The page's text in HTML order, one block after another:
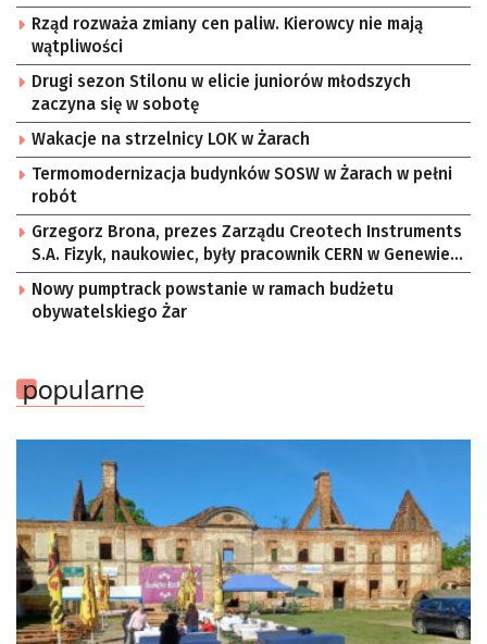
Rząd rozważa zmiany cen paliw. Kierowcy nie mają
wątpliwości
Drugi sezon Stilonu w elicie juniorów młodszych
zaczyna się w sobotę
Wakacje na strzelnicy LOK w Żarach
Termomodernizacja budynków SOSW w Żarach w pełni
robót
Grzegorz Brona, prezes Zarządu Creotech Instruments
S.A. Fizyk, naukowiec, były pracownik CERN w Genewie,
przedsiębiorca i nauczyciel akademicki, doktor
habilitowany nauk fizycznych, koordynator Rady
Sektorowej ds. Kompetencji Przemysłu Lotniczo-
Nowy pumptrack powstanie w ramach budżetu
obywatelskiego Żar
popularne